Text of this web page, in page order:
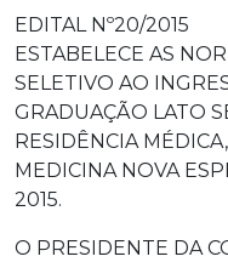
EDITAL Nº20/2015
ESTABELECE AS
SELETIVO AO
GRADUAÇÃO LATO
RESIDÊNCIA
MEDICINA NOVA
2015.
O PRESIDENTE DA